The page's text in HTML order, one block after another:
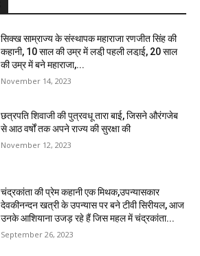
सिक्ख साम्राज्य के संस्थापक महाराजा रणजीत सिंह की
कहानी, 10 साल की उम्र में लडी़ पहली लडा़ई, 20 साल
की उम्र में बने महाराजा,...
November 14, 2023
छत्रपति शिवाजी की पुत्रवधू तारा बाई, जिसने औरंगजेब
से आठ वर्षों तक अपने राज्य की सुरक्षा की
November 12, 2023
चंद्रकांता की प्रेम कहानी एक मिथक,उपन्यासकार
देवकीनन्दन खत्री के उपन्यास पर बने टीवी सिरीयल, आज
उनके आशियाना उजड़ रहे हैं जिस महल में चंद्रकांता...
September 26, 2023